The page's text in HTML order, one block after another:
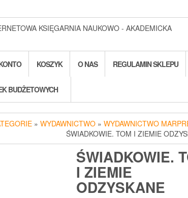
KSIĘGARNIA NAUKOWO - AKADEMICKA
KOSZYK O NAS REGULAMIN SKLEPU
BUDŻETOWYCH
» WYDAWNICTWO » WYDAWNICTWO
ŚWIADKOWIE. TOM I ZIEMIE
ŚWIADKOWIE.
I ZIEMIE
ODZYSKANE